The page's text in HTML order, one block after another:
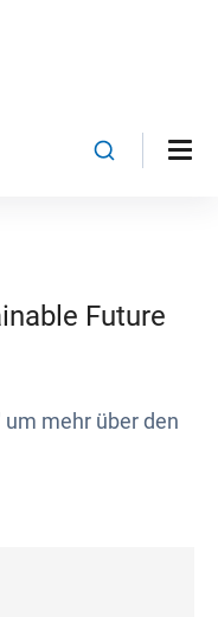
Future
mehr über den